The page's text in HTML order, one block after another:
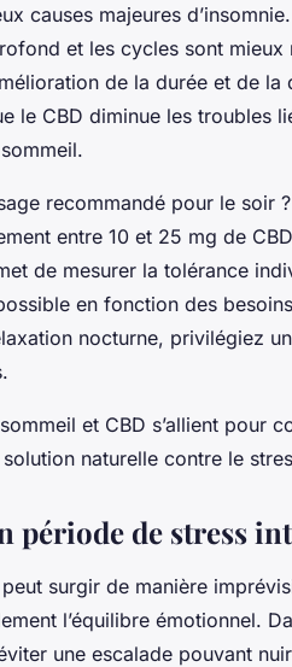
causes majeures
et les cycles sont
de la durée et de
le CBD diminue les troubles
recommandé pour le soir
entre 10 et 25 mg de
de mesurer la tolérance
en fonction des
nocturne, privilégiez
et CBD s’allient pour
naturelle contre le
période de stress
surgir de manière
l’équilibre émotionnel.
une escalade pouvant